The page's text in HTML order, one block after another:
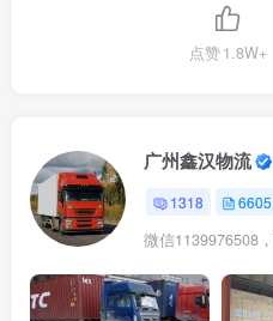
点赞1.8W+
广州鑫汉物流
1318 6605